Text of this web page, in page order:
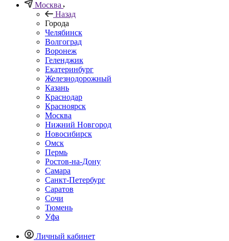
Москва
Назад
Города
Челябинск
Волгоград
Воронеж
Геленджик
Екатеринбург
Железнодорожный
Казань
Краснодар
Красноярск
Москва
Нижний Новгород
Новосибирск
Омск
Пермь
Ростов-на-Дону
Самара
Санкт-Петербург
Саратов
Сочи
Тюмень
Уфа
Личный кабинет